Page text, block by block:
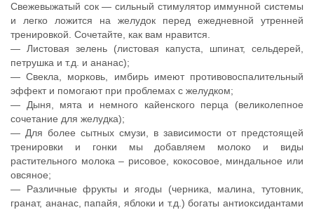
Свежевыжатый сок — сильный стимулятор иммунной системы
и легко ложится на желудок перед ежедневной утренней
тренировкой. Сочетайте, как вам нравится.
— Листовая зелень (листовая капуста, шпинат, сельдерей,
петрушка и т.д. и ананас);
— Свекла, морковь, имбирь имеют противовоспалительный
эффект и помогают при проблемах с желудком;
— Дыня, мята и немного кайенского перца (великолепное
сочетание для желудка);
— Для более сытных смузи, в зависимости от предстоящей
тренировки и гонки мы добавляем молоко и виды
растительного молока – рисовое, кокосовое, миндальное или
овсяное;
— Различные фрукты и ягоды (черника, малина, тутовник,
гранат, ананас, папайя, яблоки и т.д.) богаты антиоксидантами